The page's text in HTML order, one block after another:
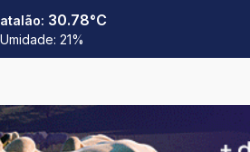
: 30.78°C
21%